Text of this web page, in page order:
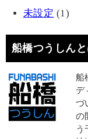
未設定 (1)
船橋つうしんと
船
デ
づ
の
う